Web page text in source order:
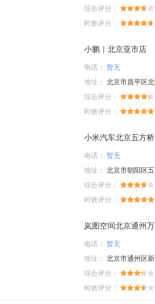
综合评分：
时效评分：
小鹏｜北京亚市店
电话： 暂无
地址： 北京市昌平区
综合评分：
时效评分：
小米汽车北京五方
电话： 暂无
地址： 北京市朝阳区五方天雅汽车服
综合评分：
时效评分：
岚图空间北京通州
电话： 暂无
地址： 北京市通州区
综合评分：
时效评分：